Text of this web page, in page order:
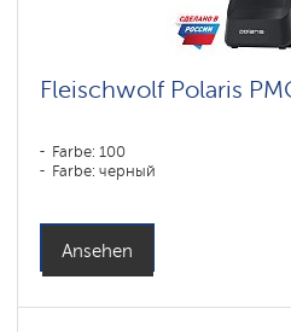
Fleischwolf Polaris
Farbe: 100
Farbe: черный
Ansehen